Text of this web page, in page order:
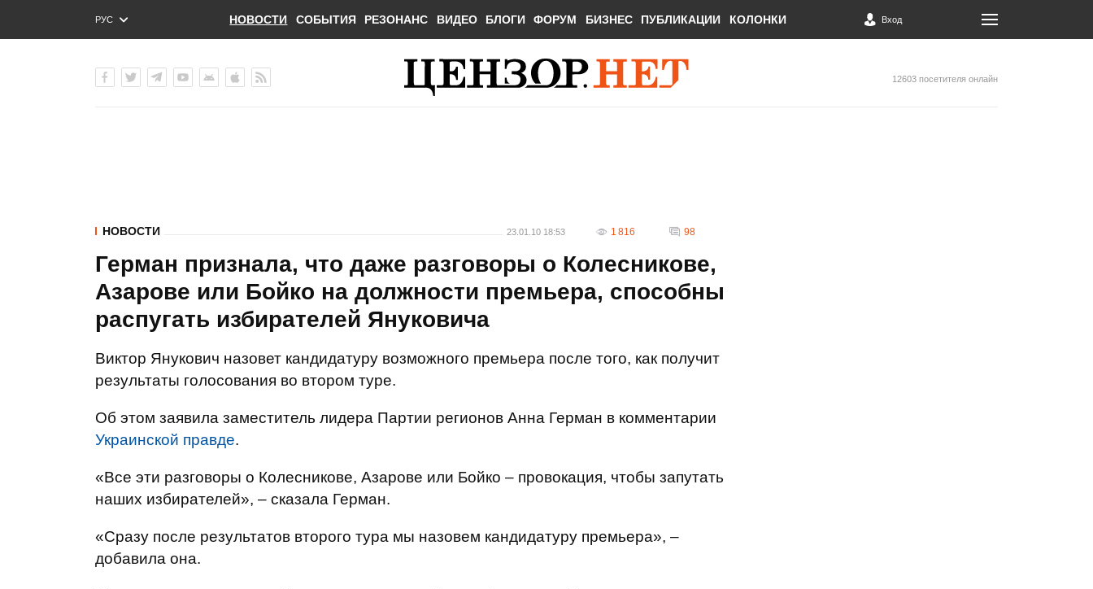
РУС
ENG
НОВОСТИ СОБЫТИЯ РЕЗОНАНС ВИДЕО БЛОГИ ФОРУМ БИЗНЕС ПУБЛИКАЦИИ КОЛОНКИ Вход
12603 посетителя онлайн
НОВОСТИ 23.01.10 18:53 1 816 98
Герман признала, что даже разговоры о Колесникове,
Азарове или Бойко на должности премьера, способны
распугать избирателей Януковича
Виктор Янукович назовет кандидатуру возможного премьера после того, как получит
результаты голосования во втором туре.
Об этом заявила заместитель лидера Партии регионов Анна Герман в комментарии
Украинской правде.
«Все эти разговоры о Колесникове, Азарове или Бойко – провокация, чтобы запутать
наших избирателей», – сказала Герман.
«Сразу после результатов второго тура мы назовем кандидатуру премьера», –
добавила она.